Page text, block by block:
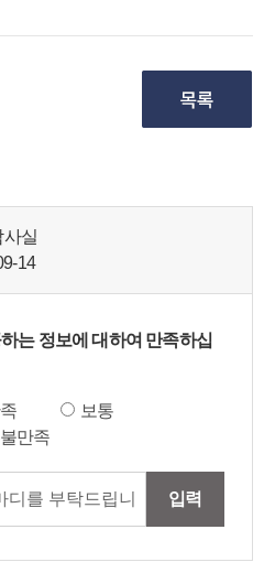
사실
14
는 정보에 대하여 만족하십
보통
만족
입력